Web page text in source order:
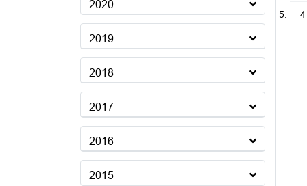
2020
2019
2018
2017
2016
2015
4